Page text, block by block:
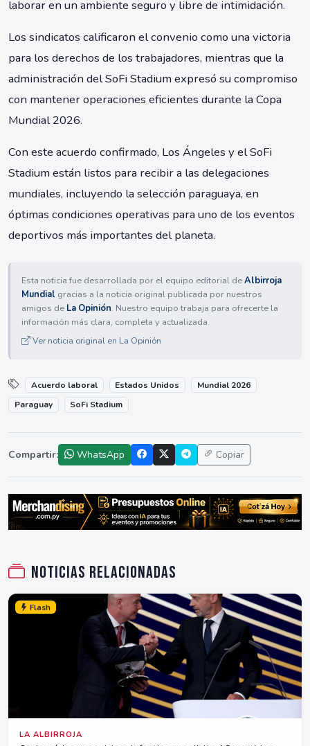
laborar en un ambiente seguro y libre de intimidación.
Los sindicatos calificaron el convenio como una victoria
para los derechos de los trabajadores, mientras que la
administración del SoFi Stadium expresó su compromiso
con mantener operaciones eficientes durante la Copa
Mundial 2026.
Con este acuerdo confirmado, Los Ángeles y el SoFi
Stadium están listos para recibir a las delegaciones
mundiales, incluyendo la selección paraguaya, en
óptimas condiciones operativas para uno de los eventos
deportivos más importantes del planeta.
Esta noticia fue desarrollada por el equipo editorial deAlbirroja
Mundial gracias a la noticia original publicada por nuestros
amigos de La Opinión. Nuestro equipo trabaja para ofrecerte la
información más clara, completa y actualizada.
Ver noticia original en La Opinión
Acuerdo laboral Estados Unidos
Mundial 2026
Paraguay
SoFi Stadium
Compartir: WhatsApp Copiar
Noticias relacionadas
Flash
LA ALBIRROJA